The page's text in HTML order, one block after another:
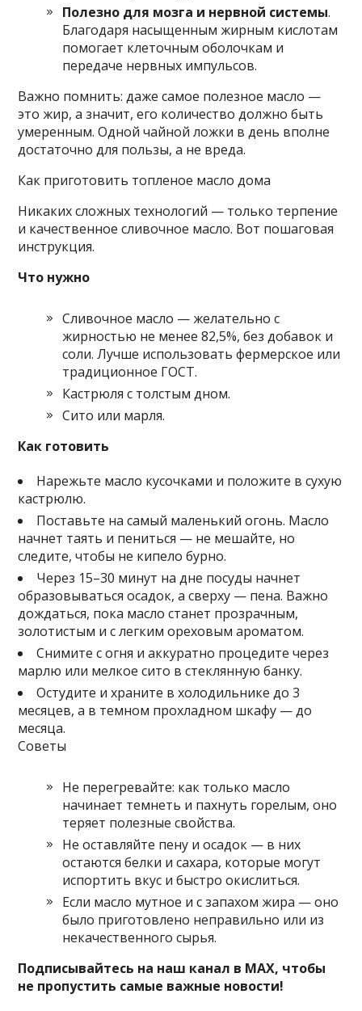
Полезно для мозга и нервной системы.
Благодаря насыщенным жирным кислотам
помогает клеточным оболочкам и
передаче нервных импульсов.
Важно помнить: даже самое полезное масло —
это жир, а значит, его количество должно быть
умеренным. Одной чайной ложки в день вполне
достаточно для пользы, а не вреда.
Как приготовить топленое масло дома
Никаких сложных технологий — только терпение
и качественное сливочное масло. Вот пошаговая
инструкция.
Что нужно
Сливочное масло — желательно с
жирностью не менее 82,5%, без добавок и
соли. Лучше использовать фермерское или
традиционное ГОСТ.
Кастрюля с толстым дном.
Сито или марля.
Как готовить
Нарежьте масло кусочками и положите в сухую
кастрюлю.
Поставьте на самый маленький огонь. Масло
начнет таять и пениться — не мешайте, но
следите, чтобы не кипело бурно.
Через 15–30 минут на дне посуды начнет
образовываться осадок, а сверху — пена. Важно
дождаться, пока масло станет прозрачным,
золотистым и с легким ореховым ароматом.
Снимите с огня и аккуратно процедите через
марлю или мелкое сито в стеклянную банку.
Остудите и храните в холодильнике до 3
месяцев, а в темном прохладном шкафу — до
месяца.
Советы
Не перегревайте: как только масло
начинает темнеть и пахнуть горелым, оно
теряет полезные свойства.
Не оставляйте пену и осадок — в них
остаются белки и сахара, которые могут
испортить вкус и быстро окислиться.
Если масло мутное и с запахом жира — оно
было приготовлено неправильно или из
некачественного сырья.
Подписывайтесь на наш канал в MAX, чтобы
не пропустить самые важные новости!